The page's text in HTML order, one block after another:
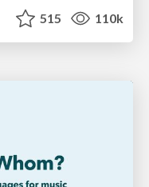
515 110k